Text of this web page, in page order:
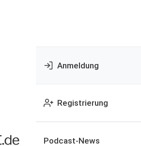
Anmeldung
Registrierung
Podcast-News